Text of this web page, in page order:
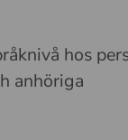
hos
anhöriga